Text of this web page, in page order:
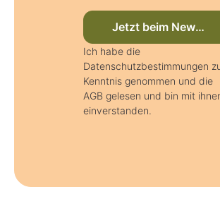
Jetzt beim
Ich habe die
Datenschutzbestimmungen
Kenntnis genommen und die
AGB gelesen und bin mit
einverstanden.